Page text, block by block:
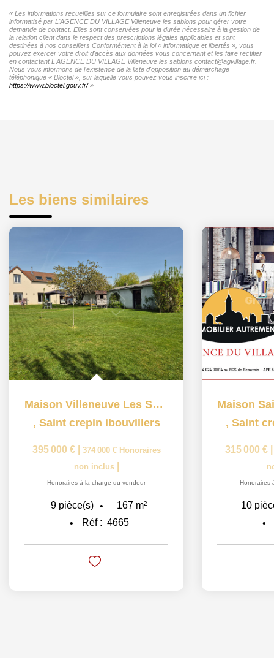
« Les informations recueillies sur ce formulaire sont enregistrées dans un fichier
informatisé par L'AGENCE DU VILLAGE Villeneuve les sablons pour gérer votre
demande de contact. Elles sont conservées pour la durée nécessaire à la gestion de
la relation client dans le respect des prescriptions légales applicables et sont
destinées à nos conseillers Conformément à la loi « informatique et libertés », vous
pouvez exercer votre droit d'accès aux données vous concernant et les faire rectifier
en contactant L'AGENCE DU VILLAGE Villeneuve les sablons contact@agvillage.fr.
Nous vous informons de l'existence de la liste d'opposition au démarchage
téléphonique « Bloctel », sur laquelle vous pouvez vous inscrire ici :
https://www.bloctel.gouv.fr/»
Les biens similaires
Maison Villeneuve Les Sablons 9 pièce(s) 167.38 m2
, Saint crepin ibouvillers
395 000 € 374 000 € Honoraires
non inclus
Honoraires à la charge du vendeur
9 pièce(s) 167 m²
Réf : 4665
, Saint
315 000 €
Honoraires
10